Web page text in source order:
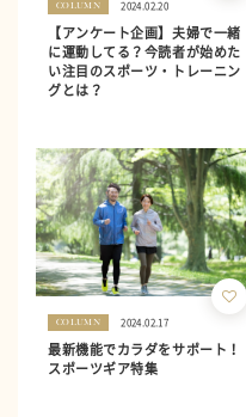
COLUMN 2024.02.20
【アンケート企画】夫婦で一緒
に運動してる？今読者が始めた
い注目のスポーツ・トレーニン
グとは？
COLUMN 2024.02.17
最新機能でカラダをサポート！
スポーツギア特集